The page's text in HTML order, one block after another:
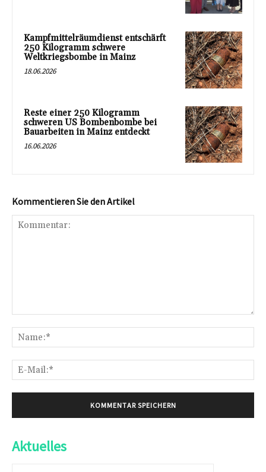
Kampfmittelräumdienst entschärft
250 Kilogramm schwere
Weltkriegsbombe in Mainz
18.06.2026
Reste einer 250 Kilogramm
schweren US Bombenbombe bei
Bauarbeiten in Mainz entdeckt
16.06.2026
Kommentieren Sie den Artikel
Aktuelles